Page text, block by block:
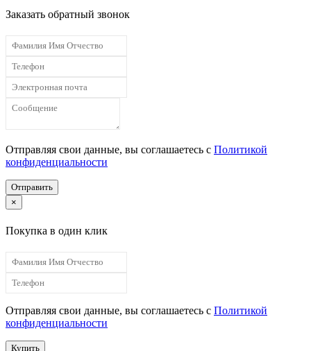
Заказать обратный звонок
Отправляя свои данные, вы соглашаетесь с Политикой
конфиденциальности
Отправить
×
Покупка в один клик
Отправляя свои данные, вы соглашаетесь с Политикой
конфиденциальности
Купить